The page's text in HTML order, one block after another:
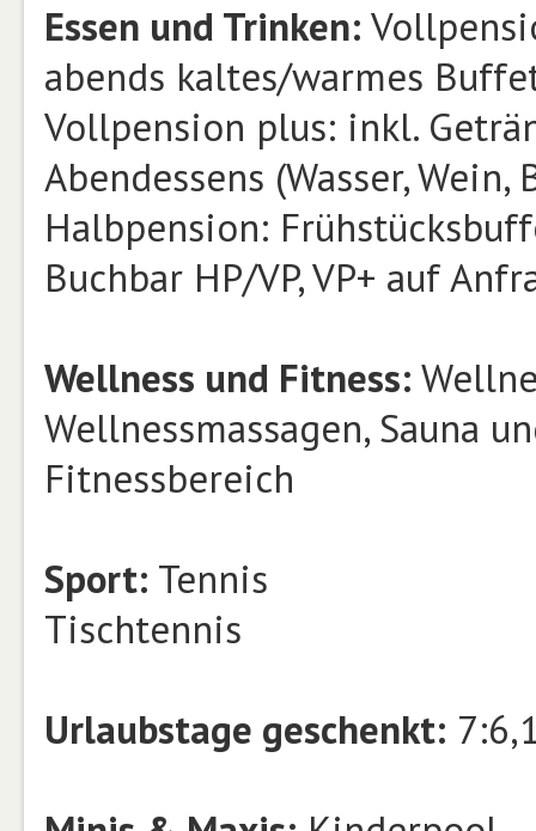
Essen und Trinken:
abends kaltes/warmes
Vollpension plus: inkl.
Abendessens (Wasser,
Halbpension:
Buchbar HP/VP, VP+ auf
Wellness und Fitness:
Wellnessmassagen, Sauna
Fitnessbereich
Sport: Tennis
Tischtennis
Urlaubstage geschenkt: